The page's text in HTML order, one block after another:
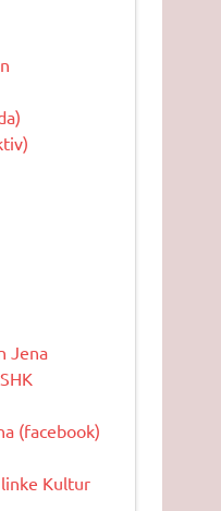
Jena
(facebook)
Kultur